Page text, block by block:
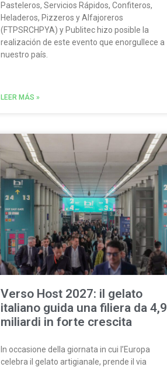
Pasteleros, Servicios Rápidos, Confiteros,
Heladeros, Pizzeros y Alfajoreros
(FTPSRCHPYA) y Publitec hizo posible la
realización de este evento que enorgullece a
nuestro país.
LEER MÁS »
Verso Host 2027: il gelato
italiano guida una filiera da 4,9
miliardi in forte crescita
In occasione della giornata in cui l’Europa
celebra il gelato artigianale, prende il via